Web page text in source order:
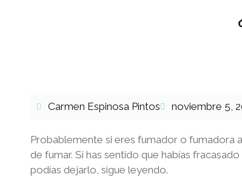
Carmen Espinosa Pintos noviembre 5,
Probablemente si eres fumador o fumadora
de fumar. Si has sentido que habías
podías dejarlo, sigue leyendo.